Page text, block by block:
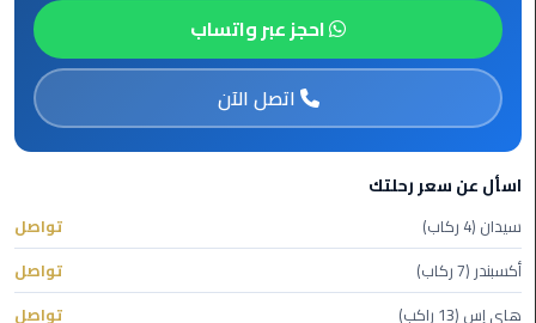
ليموزين
الاسكندريه
شرم
الشيخ
تاكسي
القاهرة
ليموزين
احجز عبر واتساب
اتصل الآن
اسأل عن سعر رحلتك
سيدان (4 ركاب)
تواصل
أكسبندر (7 ركاب)
تواصل
هاي إس (13 راكب)
تواصل